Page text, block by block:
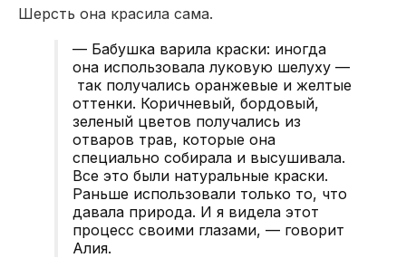
Шерсть она красила сама.
— Бабушка варила краски: иногда
она использовала луковую шелуху —
так получались оранжевые и желтые
оттенки. Коричневый, бордовый,
зеленый цветов получались из
отваров трав, которые она
специально собирала и высушивала.
Все это были натуральные краски.
Раньше использовали только то, что
давала природа. И я видела этот
процесс своими глазами, — говорит
Алия.